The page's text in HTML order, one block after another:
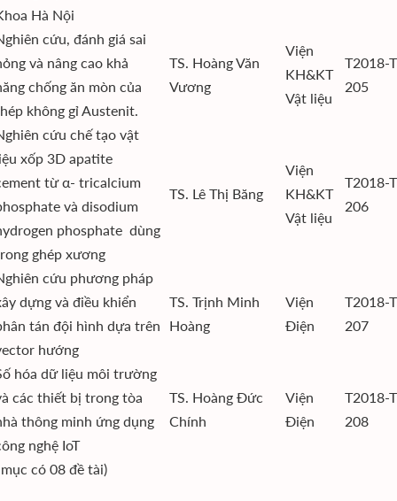
Hà Nội
cứu, đánh giá sai
và nâng cao khả
chống ăn mòn của
không gỉ Austenit.
TS. Hoàng Văn
Vương
Viện
KH&KT
Vật liệu
T2018-
205
cứu chế tạo vật
xốp 3D apatite
từ α- tricalcium
và disodium
phosphate dùng
ghép xương
TS. Lê Thị Băng
Viện
KH&KT
Vật liệu
T2018-
206
cứu phương pháp
dựng và điều khiển
tán đội hình dựa trên
hướng
TS. Trịnh Minh
Hoàng
Viện
Điện
T2018-
207
hóa dữ liệu môi trường
các thiết bị trong tòa
thông minh ứng dụng
nghệ IoT
TS. Hoàng Đức
Chính
Viện
Điện
T2018-
208
có 08 đề tài)